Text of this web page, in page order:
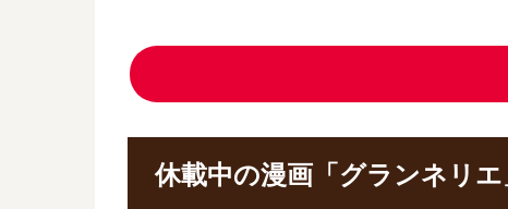
休載中の漫画「グランネリ